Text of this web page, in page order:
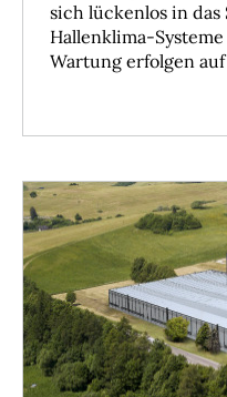
sich lückenlos in
Hallenklima-
Wartung erfolgen